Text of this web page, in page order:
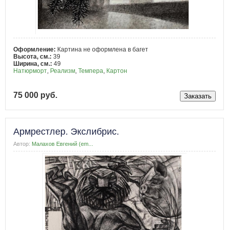
Оформление: Картина не оформлена в багет
Высота, см.: 39
Ширина, см.: 49
Натюрморт, Реализм, Темпера, Картон
75 000 руб.
Армрестлер. Экслибрис.
Автор: Малахов Евгений (em...